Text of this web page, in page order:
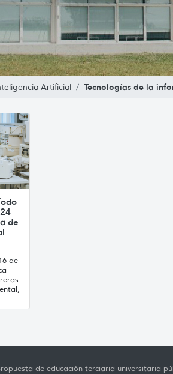
Artificial Tecnologías de la
de
de
de educación terciaria universitaria